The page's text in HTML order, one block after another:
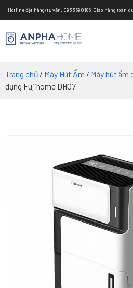
Hotline đặt hàng/tư vấn: 0933690186 Giao hàng toàn
Trang chủ / Máy Hút Ẩm / Máy hút ẩm
dụng Fujihome DH07